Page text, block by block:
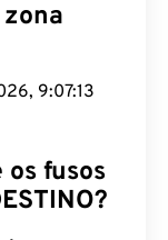
9:07:14
fusos